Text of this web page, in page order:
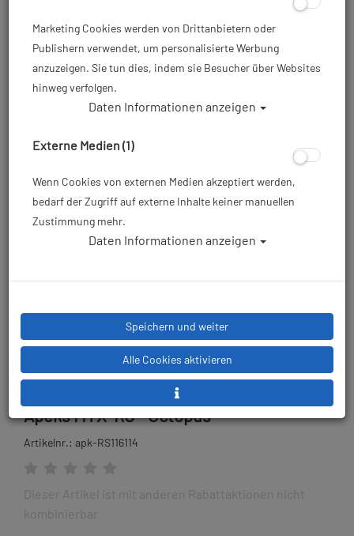
Apeks MTX-RC - Octopus
Artikelnr.: apk-RS116114
Dieser Artikel ist mit anderen Rabattaktionen nicht
kombinierbar
Marketing Cookies werden von Drittanbietern oder
Publishern verwendet, um personalisierte Werbung
anzuzeigen. Sie tun dies, indem sie Besucher über Websites
hinweg verfolgen.
Daten Informationen anzeigen
Externe Medien (1)
Wenn Cookies von externen Medien akzeptiert werden,
bedarf der Zugriff auf externe Inhalte keiner manuellen
Zustimmung mehr.
Daten Informationen anzeigen
Speichern und weiter
Alle Cookies aktivieren